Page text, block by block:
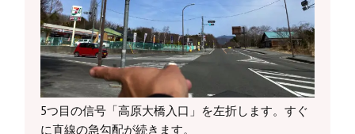
5つ目の信号「高原大橋入口」を左折します。すぐ
に直線の急勾配が続きます。